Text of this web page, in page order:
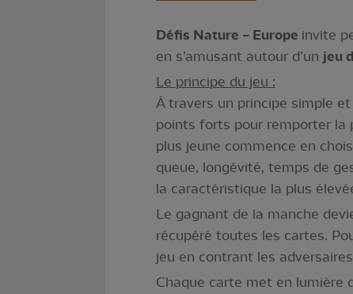
Défis Nature – Europe invite
en s’amusant autour d’un jeu
Le principe du jeu :
À travers un principe simple
points forts pour remporter la
plus jeune commence en
queue, longévité, temps de
la caractéristique la plus
Le gagnant de la manche
récupéré toutes les cartes.
jeu en contrant les
Chaque carte met en lumière